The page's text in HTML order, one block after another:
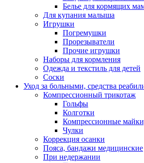
Белье для кормящих
Для купания малыша
Игрушки
Погремушки
Прорезыватели
Прочие игрушки
Наборы для кормления
Одежда и текстиль для детей
Соски
Уход за больными, средства
Компрессионный трикотаж
Гольфы
Колготки
Компрессионные
Чулки
Коррекция осанки
Пояса, бандажи медицинские
При недержании